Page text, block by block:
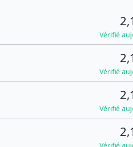
Vérifié
Vérifié
Vérifié